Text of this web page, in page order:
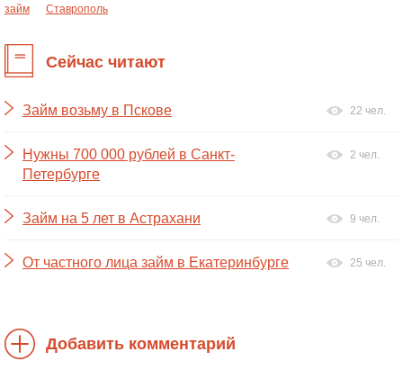
займ Ставрополь
Сейчас читают
Займ возьму в Пскове 22 чел.
Нужны 700 000 рублей в Санкт-
Петербурге
2 чел.
Займ на 5 лет в Астрахани 9 чел.
От частного лица займ в Екатеринбурге 25 чел.
Добавить комментарий